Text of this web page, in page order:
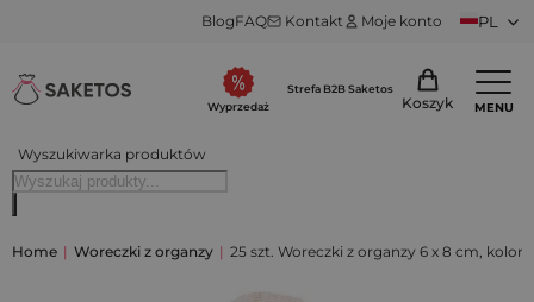
BlogFAQ Kontakt Moje konto PL
Wyszukiwarka produktów
Wyprzedaż
Strefa B2B Saketos
Koszyk MENU
Home | Woreczki z organzy | 25 szt. Woreczki z organzy 6 x 8 cm, kolor